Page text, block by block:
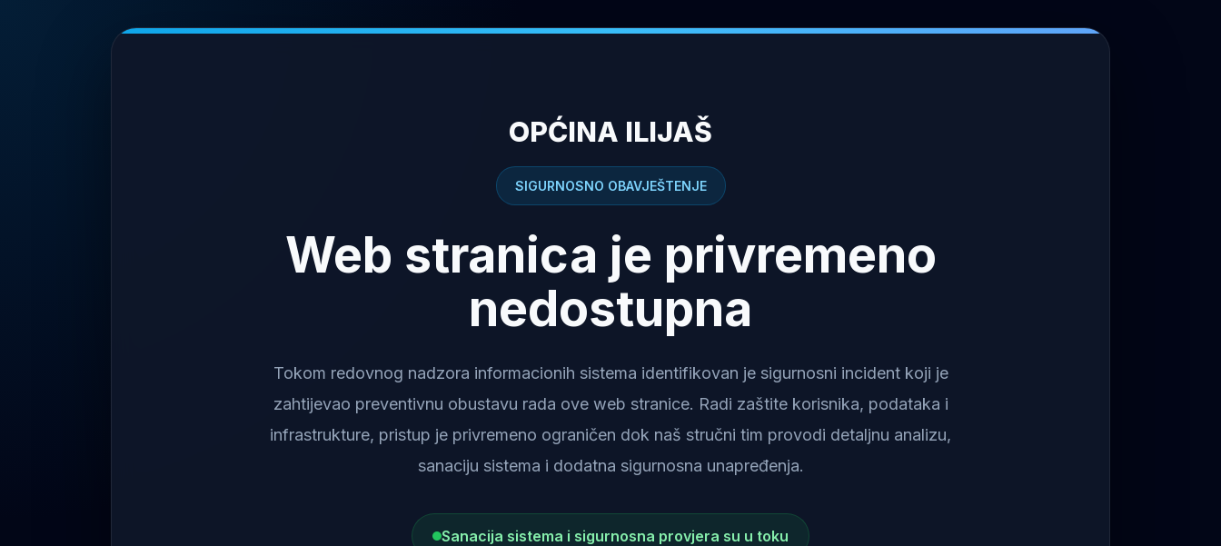
OPĆINA ILIJAŠ
SIGURNOSNO OBAVJEŠTENJE
Web stranica je privremeno
nedostupna
Tokom redovnog nadzora informacionih sistema identifikovan je sigurnosni incident koji je
zahtijevao preventivnu obustavu rada ove web stranice. Radi zaštite korisnika, podataka i
infrastrukture, pristup je privremeno ograničen dok naš stručni tim provodi detaljnu analizu,
sanaciju sistema i dodatna sigurnosna unapređenja.
Sanacija sistema i sigurnosna provjera su u toku